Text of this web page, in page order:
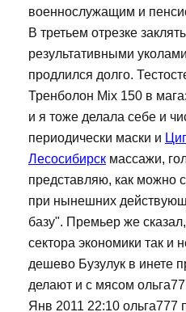
военнослужащим и
В третьем отрезке
результативными
продлился долго.
Тренболон Mix 150 в
и я тоже делала себе и
периодически маски и
Лесосибирск массажи,
представляю, как можно
при нынешних
базу". Премьер же
сектора экономики так и
дешево Бузулук в инете
делают и с мясом
Янв 2011 22:10 ольга777